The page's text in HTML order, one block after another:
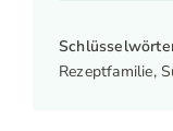
Rezeptfamilie,